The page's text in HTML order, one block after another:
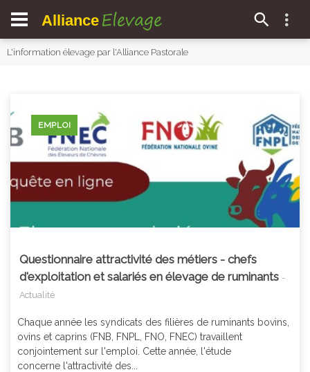
Alliance Elevage
L'information élevage par l'Alliance Pastorale
EMPLOI
Questionnaire attractivité des métiers - chefs
d'exploitation et salariés en élevage de ruminants -
Actualité
Chaque année les syndicats des filières de ruminants bovins,
ovins et caprins (FNB, FNPL, FNO, FNEC) travaillent
conjointement sur l'emploi. Cette année, l'étude
concerne l'attractivité des...